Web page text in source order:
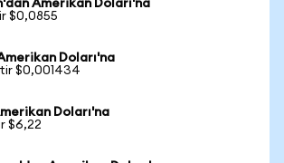
Amerikan Doları'na
$0,0855
Doları'na
$0,001434
Doları'na
$6,22